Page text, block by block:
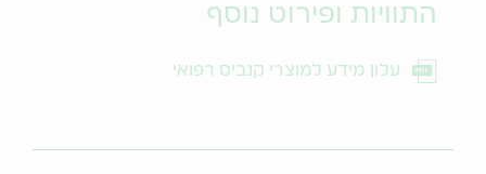
התוויות ופירוט נוסף
עלון מידע למוצרי קנביס רפואי